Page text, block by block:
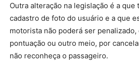
Outra alteração na legislação é a que
cadastro de foto do usuário e a que
motorista não poderá ser penalizado,
pontuação ou outro meio, por
não reconheça o passageiro.